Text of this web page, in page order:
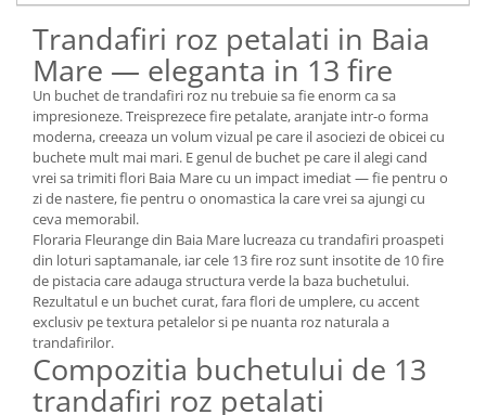
Trandafiri roz petalati in Baia
Mare — eleganta in 13 fire
Un buchet de trandafiri roz nu trebuie sa fie enorm ca sa
impresioneze. Treisprezece fire petalate, aranjate intr-o forma
moderna, creeaza un volum vizual pe care il asociezi de obicei cu
buchete mult mai mari. E genul de buchet pe care il alegi cand
vrei sa trimiti flori Baia Mare cu un impact imediat — fie pentru o
zi de nastere, fie pentru o onomastica la care vrei sa ajungi cu
ceva memorabil.
Floraria Fleurange din Baia Mare lucreaza cu trandafiri proaspeti
din loturi saptamanale, iar cele 13 fire roz sunt insotite de 10 fire
de pistacia care adauga structura verde la baza buchetului.
Rezultatul e un buchet curat, fara flori de umplere, cu accent
exclusiv pe textura petalelor si pe nuanta roz naturala a
trandafirilor.
Compozitia buchetului de 13
trandafiri roz petalati